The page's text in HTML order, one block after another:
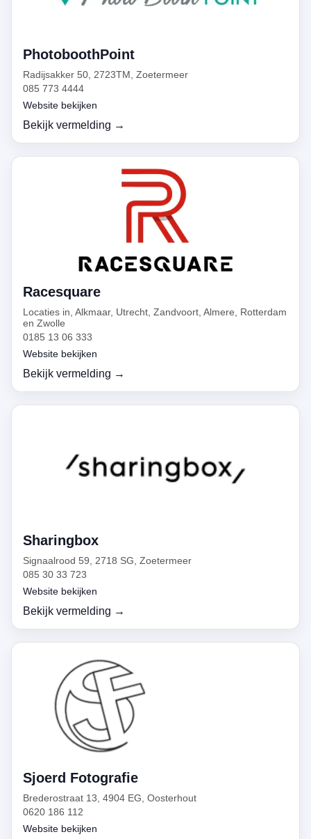
PhotoboothPoint
Radijsakker 50, 2723TM, Zoetermeer
085 773 4444
Website bekijken
Bekijk vermelding →
Racesquare
Locaties in, Alkmaar, Utrecht, Zandvoort, Almere, Rotterdam
en Zwolle
0185 13 06 333
Website bekijken
Bekijk vermelding →
Sharingbox
Signaalrood 59, 2718 SG, Zoetermeer
085 30 33 723
Website bekijken
Bekijk vermelding →
Sjoerd Fotografie
Brederostraat 13, 4904 EG, Oosterhout
0620 186 112
Website bekijken